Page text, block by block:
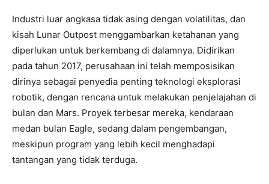
Industri luar angkasa tidak asing dengan volatilitas, dan
kisah Lunar Outpost menggambarkan ketahanan yang
diperlukan untuk berkembang di dalamnya. Didirikan
pada tahun 2017, perusahaan ini telah memposisikan
dirinya sebagai penyedia penting teknologi eksplorasi
robotik, dengan rencana untuk melakukan penjelajahan di
bulan dan Mars. Proyek terbesar mereka, kendaraan
medan bulan Eagle, sedang dalam pengembangan,
meskipun program yang lebih kecil menghadapi
tantangan yang tidak terduga.